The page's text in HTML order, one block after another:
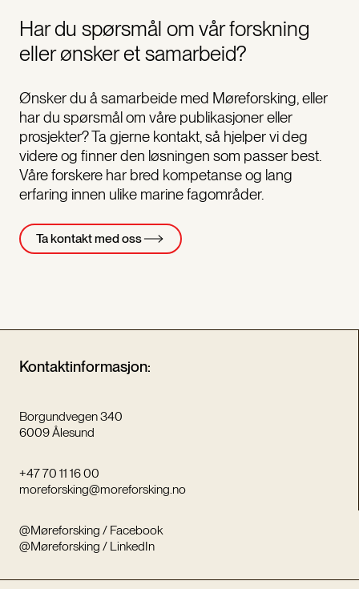
Har du spørsmål om vår forskning
eller ønsker et samarbeid?
Ønsker du å samarbeide med Møreforsking, eller
har du spørsmål om våre publikasjoner eller
prosjekter? Ta gjerne kontakt, så hjelper vi deg
videre og finner den løsningen som passer best.
Våre forskere har bred kompetanse og lang
erfaring innen ulike marine fagområder.
Ta kontakt med oss
Kontaktinformasjon:
Borgundvegen 340
6009 Ålesund
+47 70 11 16 00
moreforsking@moreforsking.no
@Møreforsking / Facebook
@Møreforsking / LinkedIn